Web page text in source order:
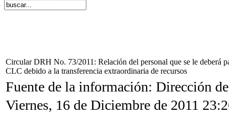
Circular DRH No. 73/2011: Relación del personal que se le deberá
CLC debido a la transferencia extraordinaria de recursos
Fuente de la información: Dirección
Viernes, 16 de Diciembre de 2011